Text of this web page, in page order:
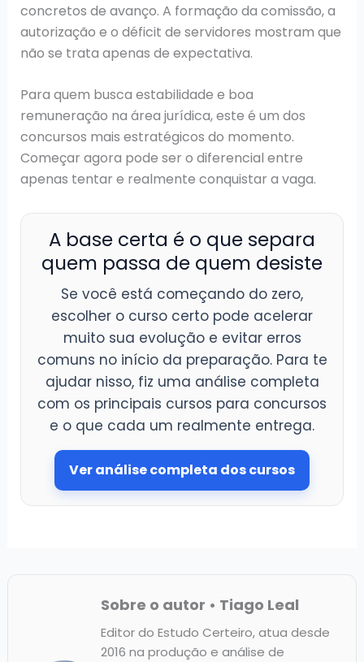
concretos de avanço. A formação da comissão, a
autorização e o déficit de servidores mostram que
não se trata apenas de expectativa.
Para quem busca estabilidade e boa
remuneração na área jurídica, este é um dos
concursos mais estratégicos do momento.
Começar agora pode ser o diferencial entre
apenas tentar e realmente conquistar a vaga.
A base certa é o que separa
quem passa de quem desiste
Se você está começando do zero,
escolher o curso certo pode acelerar
muito sua evolução e evitar erros
comuns no início da preparação. Para te
ajudar nisso, fiz uma análise completa
com os principais cursos para concursos
e o que cada um realmente entrega.
Ver análise completa dos cursos
Sobre o autor • Tiago Leal
Editor do Estudo Certeiro, atua desde
2016 na produção e análise de